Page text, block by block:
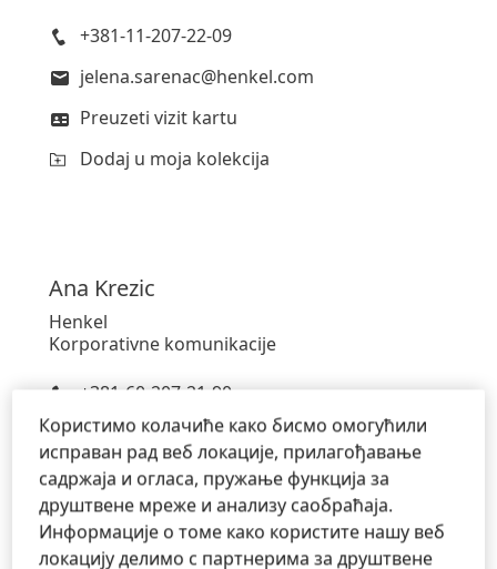
+381-11-207-22-09
jelena.sarenac@henkel.com
Preuzeti vizit kartu
Dodaj u moja kolekcija
Ana Krezic
Henkel
Korporativne komunikacije
+381-60-207-21-90
ana.krezic@henkel.com
Preuzeti vizit kartu
Dodaj u moja kolekcija
Користимо колачиће како бисмо омогућили
исправан рад веб локације, прилагођавање
садржаја и огласа, пружање функција за
друштвене мреже и анализу саобраћаја.
Информације о томе како користите нашу веб
локацију делимо с партнерима за друштвене